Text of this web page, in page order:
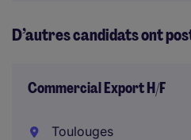
D’autres candidats ont
Commercial Export H/F
Toulouges